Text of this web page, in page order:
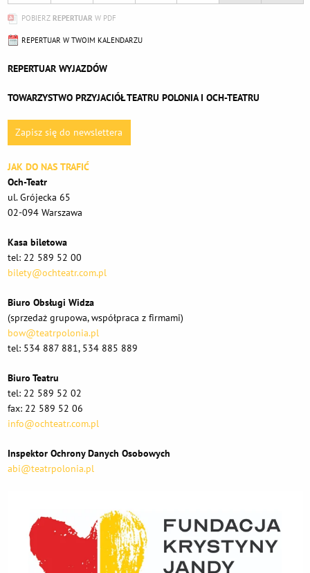
POBIERZ REPERTUAR W PDF
REPERTUAR W TWOIM KALENDARZU
REPERTUAR WYJAZDÓW
TOWARZYSTWO PRZYJACIÓŁ TEATRU POLONIA I OCH-TEATRU
Zapisz się do newslettera
JAK DO NAS TRAFIĆ
Och-Teatr
ul. Grójecka 65
02-094 Warszawa
Kasa biletowa
tel: 22 589 52 00
bilety@ochteatr.com.pl
Biuro Obsługi Widza
(sprzedaż grupowa, współpraca z firmami)
bow@teatrpolonia.pl
tel: 534 887 881, 534 885 889
Biuro Teatru
tel: 22 589 52 02
fax: 22 589 52 06
info@ochteatr.com.pl
Inspektor Ochrony Danych Osobowych
abi@teatrpolonia.pl